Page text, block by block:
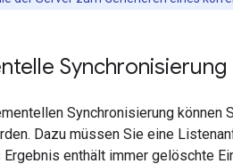
Synchronisierung
Synchronisierung
Dazu müssen Sie eine
Ergebnis enthält immer gelöschte